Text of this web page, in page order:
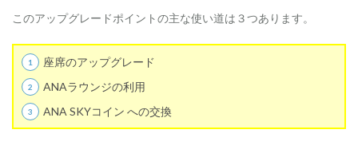
このアップグレードポイントの主な使い道は３つあります。
座席のアップグレード
ANAラウンジの利用
ANA SKYコイン への交換